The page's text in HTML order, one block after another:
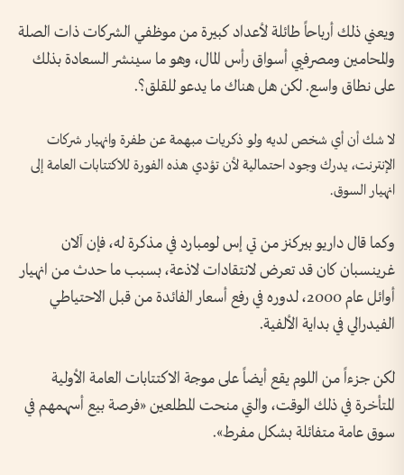
ويعني ذلك أرباحاً طائلة لأعداد كبيرة من موظفي الشركات ذات الصلة
والمحامين ومصرفيي أسواق رأس المال، وهو ما سينشر السعادة بذلك
على نطاق واسع. لكن هل هناك ما يدعو للقلق؟.
لا شك أن أي شخص لديه ولو ذكريات مبهمة عن طفرة وانهيار شركات
الإنترنت، يدرك وجود احتمالية لأن تؤدي هذه الفورة للاكتتابات العامة إلى
انهيار السوق.
وكما قال داريو بيركنز من تي إس لومبارد في مذكرة له، فإن آلان
غرينسبان كان قد تعرض لانتقادات لاذعة، بسبب ما حدث من انهيار
أوائل عام 2000، لدوره في رفع أسعار الفائدة من قبل الاحتياطي
الفيدرالي في بداية الألفية.
لكن جزءاً من اللوم يقع أيضاً على موجة الاكتتابات العامة الأولية
المتأخرة في ذلك الوقت، والتي منحت المطلعين «فرصة بيع أسهمهم في
سوق عامة متفائلة بشكل مفرط».